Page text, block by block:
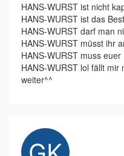
HANS-WURST ist nicht
HANS-WURST ist das
HANS-WURST darf man
HANS-WURST müsst ihr
HANS-WURST muss
HANS-WURST lol fällt
weiter^^